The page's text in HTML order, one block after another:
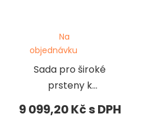
Sada pro široké
prsteny k
vytahovačce
Na
objednávku
9 099,20 Kč